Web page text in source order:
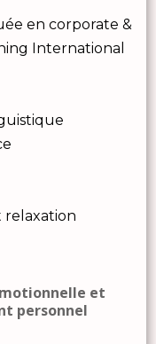
en corporate &
International
relaxation
et
personnel